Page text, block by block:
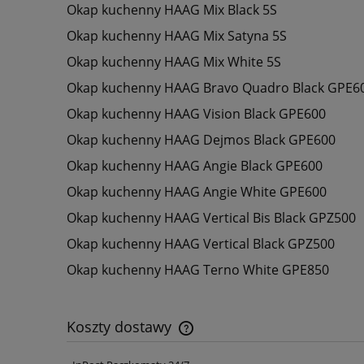
Okap kuchenny HAAG Mix Black 5S
Okap kuchenny HAAG Mix Satyna 5S
Okap kuchenny HAAG Mix White 5S
Okap kuchenny HAAG Bravo Quadro Black
Okap kuchenny HAAG Vision Black GPE600
Okap kuchenny HAAG Dejmos Black GPE600
Okap kuchenny HAAG Angie Black GPE600
Okap kuchenny HAAG Angie White GPE600
Okap kuchenny HAAG Vertical Bis Black GPZ500
Okap kuchenny HAAG Vertical Black GPZ500
Okap kuchenny HAAG Terno White GPE850
Koszty dostawy